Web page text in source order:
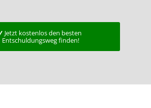
Jetzt kostenlos den besten
Entschuldungsweg finden!